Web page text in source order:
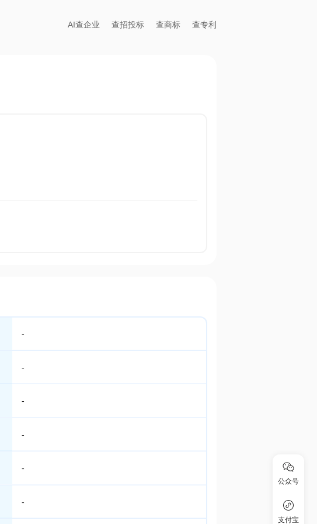
AI查企业 查招投标 查商标 查专利
-
-
-
-
-
-
公众号
支付宝